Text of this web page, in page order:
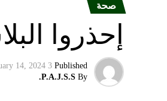
صحة
إحذروا
Published
3 years ago
14, 2024
By
P.A.J.S.S.